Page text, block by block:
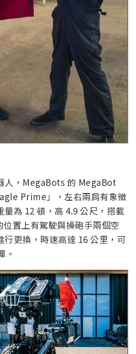
人，MegaBots 的 MegaBot
Prime」，左右兩肩有象徵
為 12 頓，高 4.9 公尺，搭載
置上有駕駛與操砲手兩個空
行更換，時速高達 16 公里，可
。